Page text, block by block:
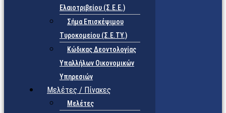
Ελαιοτριβείου (Σ.Ε.Ε.)
Σήμα Επισκέψιμου
Τυροκομείου (Σ.Ε.TY.)
Κώδικας Δεοντολογίας
Υπαλλήλων Οικονομικών
Υπηρεσιών
Μελέτες / Πίνακες
Μελέτες